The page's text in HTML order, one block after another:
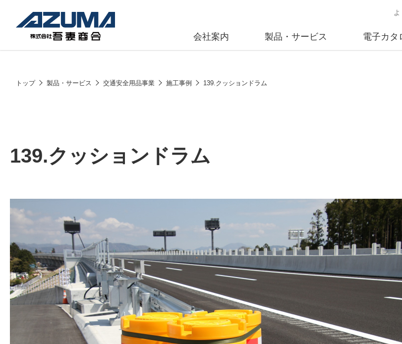
会社案内 製品・サービス 電子カタ
潤滑油
施工事例
廃番情報
交通安全用品事業
トップ 製品・サービス 交通安全用品事業 施工事例 139.クッションドラム
139.クッションドラム